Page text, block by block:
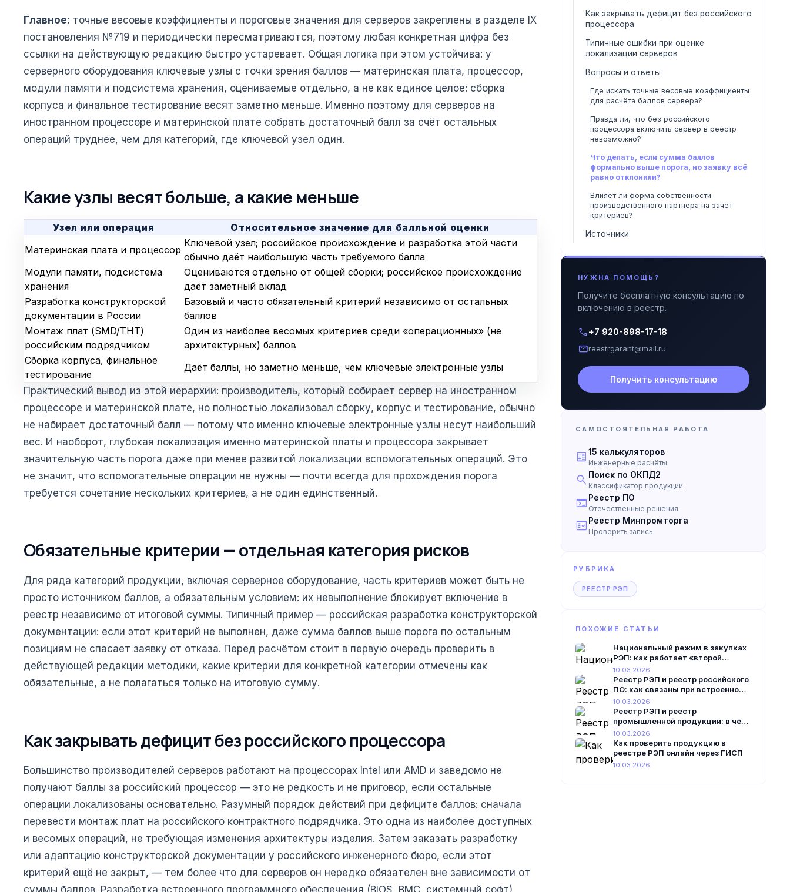
Главное: точные весовые коэффициенты и пороговые значения для серверов закреплены в разделе IX
постановления №719 и периодически пересматриваются, поэтому любая конкретная цифра без
ссылки на действующую редакцию быстро устаревает. Общая логика при этом устойчива: у
серверного оборудования ключевые узлы с точки зрения баллов — материнская плата, процессор,
модули памяти и подсистема хранения, оцениваемые отдельно, а не как единое целое: сборка
корпуса и финальное тестирование весят заметно меньше. Именно поэтому для серверов на
иностранном процессоре и материнской плате собрать достаточный балл за счёт остальных
операций труднее, чем для категорий, где ключевой узел один.
Какие узлы весят больше, а какие меньше
Узел или операция
Относительное значение для балльной оценки
Материнская плата и процессор
Ключевой узел; российское происхождение и разработка этой части
обычно даёт наибольшую часть требуемого балла
Модули памяти, подсистема
хранения
Оцениваются отдельно от общей сборки; российское происхождение
даёт заметный вклад
Разработка конструкторской
документации в России
Базовый и часто обязательный критерий независимо от остальных
баллов
Монтаж плат (SMD/THT)
российским подрядчиком
Один из наиболее весомых критериев среди «операционных» (не
архитектурных) баллов
Сборка корпуса, финальное
тестирование
Даёт баллы, но заметно меньше, чем ключевые электронные узлы
Практический вывод из этой иерархии: производитель, который собирает сервер на иностранном
процессоре и материнской плате, но полностью локализовал сборку, корпус и тестирование, обычно
не набирает достаточный балл — потому что именно ключевые электронные узлы несут наибольший
вес. И наоборот, глубокая локализация именно материнской платы и процессора закрывает
значительную часть порога даже при менее развитой локализации вспомогательных операций. Это
не значит, что вспомогательные операции не нужны — почти всегда для прохождения порога
требуется сочетание нескольких критериев, а не один единственный.
Обязательные критерии — отдельная категория рисков
Для ряда категорий продукции, включая серверное оборудование, часть критериев может быть не
просто источником баллов, а обязательным условием: их невыполнение блокирует включение в
реестр независимо от итоговой суммы. Типичный пример — российская разработка конструкторской
документации: если этот критерий не выполнен, даже сумма баллов выше порога по остальным
позициям не спасает заявку от отказа. Перед расчётом стоит в первую очередь проверить в
действующей редакции методики, какие критерии для конкретной категории отмечены как
обязательные, а не полагаться только на итоговую сумму.
Как закрывать дефицит без российского процессора
Большинство производителей серверов работают на процессорах Intel или AMD и заведомо не
получают баллы за российский процессор — это не редкость и не приговор, если остальные
операции локализованы основательно. Разумный порядок действий при дефиците баллов: сначала
перевести монтаж плат на российского контрактного подрядчика. Это одна из наиболее доступных
и весомых операций, не требующая изменения архитектуры изделия. Затем заказать разработку
или адаптацию конструкторской документации у российского инженерного бюро, если этот
критерий ещё не закрыт, — тем более что для серверов он нередко обязателен вне зависимости от
Как закрывать дефицит без российского
процессора
Типичные ошибки при оценке
локализации серверов
Вопросы и ответы
Где искать точные весовые коэффициенты
для расчёта баллов сервера?
Правда ли, что без российского
процессора включить сервер в реестр
невозможно?
Что делать, если сумма баллов
формально выше порога, но заявку всё
равно отклонили?
Влияет ли форма собственности
производственного партнёра на зачёт
критериев?
Источники
НУЖНА ПОМОЩЬ?
Получите бесплатную консультацию по
включению в реестр.
call+7 920-898-17-18
mailreestrgarant@mail.ru
Получить консультацию
САМОСТОЯТЕЛЬНАЯ РАБОТА
calculate 15 калькуляторов
Инженерные расчёты
search Поиск по ОКПД2
Классификатор продукции
terminal Реестр ПО
Отечественные решения
fact_check Реестр Минпромторга
Проверить запись
РУБРИКА
РЕЕСТР РЭП
ПОХОЖИЕ СТАТЬИ
Национальный режим в закупках
РЭП: как работает «второй
лишний»
10.03.2026
Реестр РЭП и реестр российского
ПО: как связаны при встроенном
ПО
10.03.2026
Реестр РЭП и реестр
промышленной продукции: в чём
разница теперь
10.03.2026
Как проверить продукцию в
реестре РЭП онлайн через ГИСП
10.03.2026